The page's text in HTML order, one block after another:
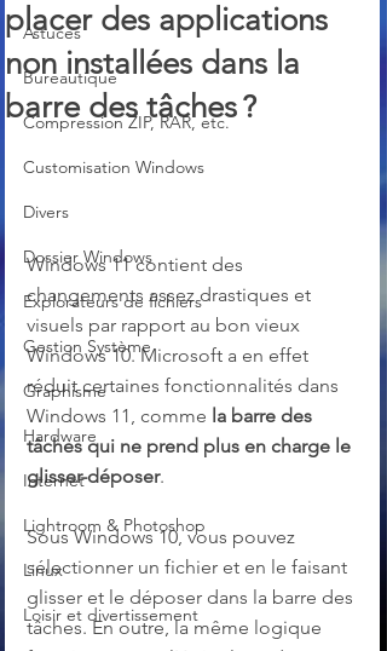
Astuces
Bureautique
Compression ZIP, RAR, etc.
Customisation Windows
Divers
Dossier Windows
Explorateurs de fichiers
Gestion Système
Graphisme
Hardware
Internet
Lightroom & Photoshop
Linux
Loisir et divertissement
placer des applications
non installées dans la
barre des tâches ?
Windows 11 contient des
changements assez drastiques et
visuels par rapport au bon vieux
Windows 10. Microsoft a en effet
réduit certaines fonctionnalités dans
Windows 11, comme la barre des
tâches qui ne prend plus en charge le
glisser-déposer.
Sous Windows 10, vous pouvez
sélectionner un fichier et en le faisant
glisser et le déposer dans la barre des
tâches. En outre, la même logique